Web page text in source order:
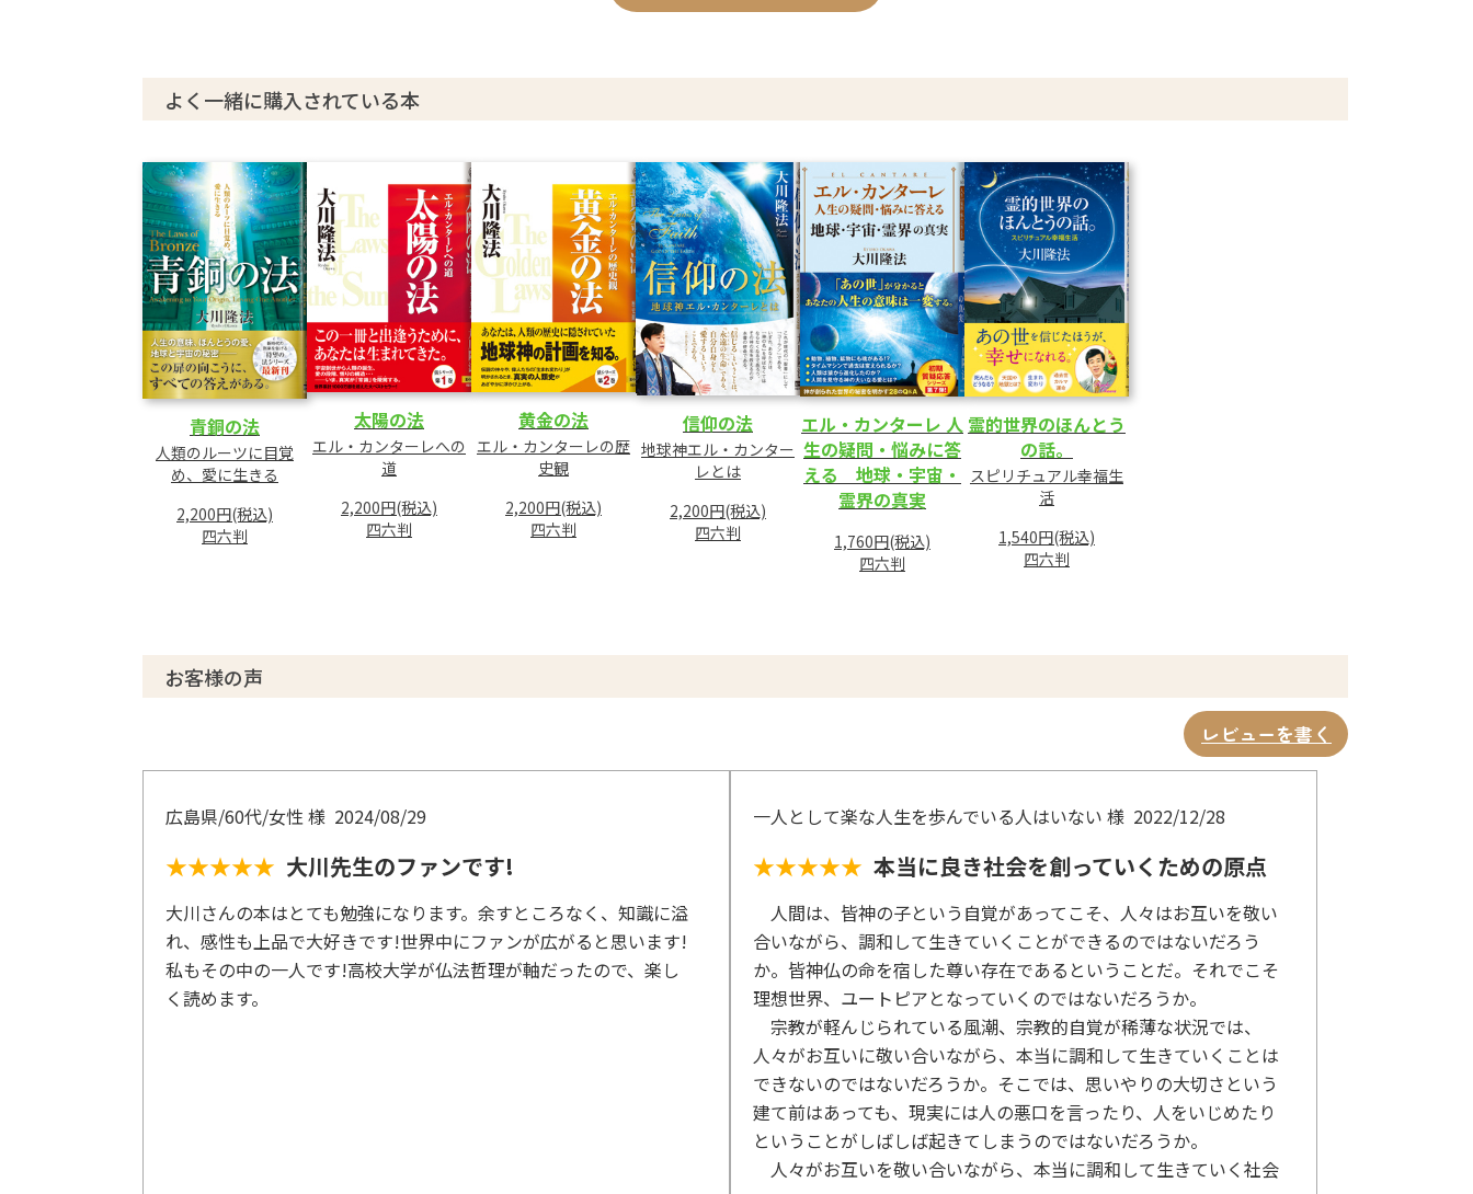
1 善なる世界へ
2 精神の目覚め
4 光は流れる
5 愛の感情
6 悲しみと苦しみ
7 魂の糧
8 光ある者よ
9 高貴さについて
10 導きのとき
第3章 六次元の世界
1 進化の本道
2 神を知る
3 悟りへの階梯
4 光の海
5 永遠の旅人
9 迫力ある言葉
10 そして、愛の世界へ
1 愛はあふれる
3 愛の力学
4 永遠の愛
5 誰がために愛するのか
6 救いの本質
7 偉人の生涯
8 仏の心の体現者として
9 魂の違い
よく一緒に購入されている本
青銅の法
人類のルーツに目覚
め、愛に生きる
2,200円(税込)
四六判
太陽の法
エル・カンターレへの
道
2,200円(税込)
四六判
黄金の法
エル・カンターレの歴
史観
2,200円(税込)
四六判
信仰の法
地球神エル・カンター
レとは
2,200円(税込)
四六判
エル・カンターレ 人
生の疑問・悩みに答
える 地球・宇宙・
霊界の真実
1,760円(税込)
四六判
霊的世界のほんとう
の話。
スピリチュアル幸福生
活
1,540円(税込)
四六判
お客様の声
レビューを書く
広島県/60代/女性 様 2024/08/29
★★★★★ 大川先生のファンです!
大川さんの本はとても勉強になります。余すところなく、知識に溢
れ、感性も上品で大好きです!世界中にファンが広がると思います!
私もその中の一人です!高校大学が仏法哲理が軸だったので、楽し
く読めます。
一人として楽な人生を歩んでいる人はいない 様 2022/12/28
★★★★★ 本当に良き社会を創っていくための原点
人間は、皆神の子という自覚があってこそ、人々はお互いを敬い
合いながら、調和して生きていくことができるのではないだろう
か。皆神仏の命を宿した尊い存在であるということだ。それでこそ
理想世界、ユートピアとなっていくのではないだろうか。
宗教が軽んじられている風潮、宗教的自覚が稀薄な状況では、
人々がお互いに敬い合いながら、本当に調和して生きていくことは
できないのではないだろうか。そこでは、思いやりの大切さという
建て前はあっても、現実には人の悪口を言ったり、人をいじめたり
ということがしばしば起きてしまうのではないだろうか。
人々がお互いを敬い合いながら、本当に調和して生きていく社会